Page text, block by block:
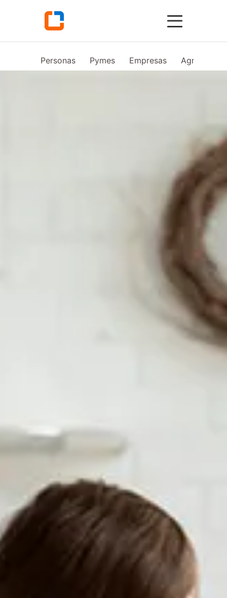
Personas Pymes Empresas Agro